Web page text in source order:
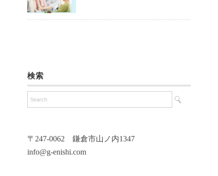
検索
〒247-0062 鎌倉市山ノ内1347
info@g-enishi.com